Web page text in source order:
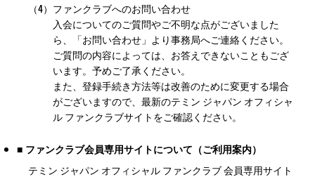
（4） ファンクラブへのお問い合わせ
入会についてのご質問やご不明な点がございました
ら、「お問い合わせ」より事務局へご連絡ください。
ご質問の内容によっては、お答えできないこともござ
います。予めご了承ください。
また、登録手続き方法等は改善のために変更する場合
がございますので、最新のテミン ジャパン オフィシャ
ル ファンクラブサイトをご確認ください。
■ ファンクラブ会員専用サイトについて（ご利用案内）
テミン ジャパン オフィシャル ファンクラブ 会員専用サイト